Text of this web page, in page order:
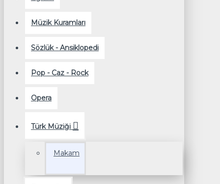
Müzik Kuramları
Sözlük - Ansiklopedi
Pop - Caz - Rock
Opera
Türk Müziği
Makam